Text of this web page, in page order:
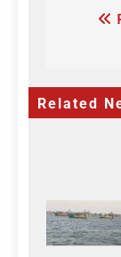
Post
Related